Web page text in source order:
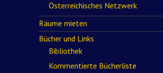
Österreichisches Netzwerk
Räume mieten
Bücher und Links
Bibliothek
Kommentierte Bücherliste